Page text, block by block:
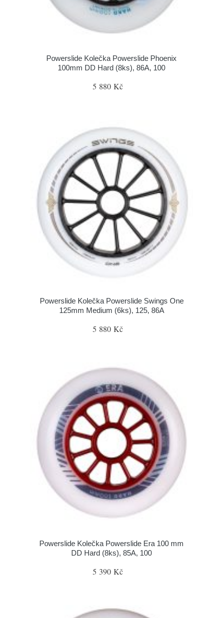
Powerslide Kolečka Powerslide Phoenix
100mm DD Hard (8ks), 86A, 100
5 880 Kč
Powerslide Kolečka Powerslide Swings One
125mm Medium (6ks), 125, 86A
5 880 Kč
Powerslide Kolečka Powerslide Era 100 mm
DD Hard (8ks), 85A, 100
5 390 Kč